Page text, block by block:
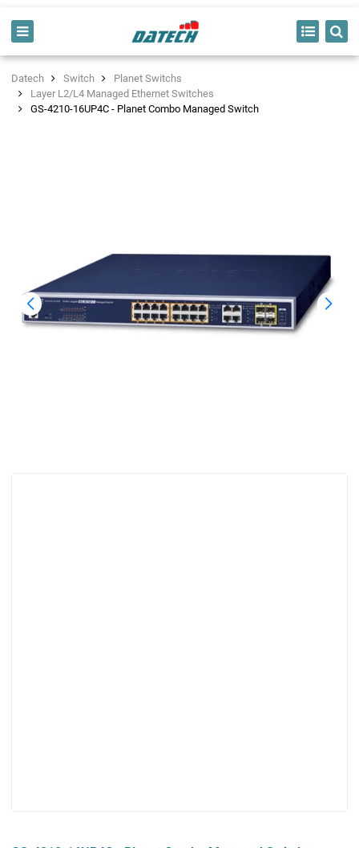
Datech Switch
Planet Switchs
Layer L2/L4 Managed Ethernet Switches
GS-4210-16UP4C - Planet Combo Managed Switch